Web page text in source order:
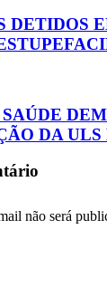
DETIDOS
DA
não será